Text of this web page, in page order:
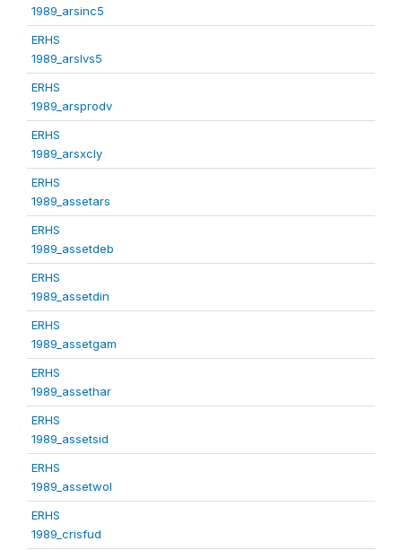
1989_arsinc5
ERHS
1989_arslvs5
ERHS
1989_arsprodv
ERHS
1989_arsxcly
ERHS
1989_assetars
ERHS
1989_assetdeb
ERHS
1989_assetdin
ERHS
1989_assetgam
ERHS
1989_assethar
ERHS
1989_assetsid
ERHS
1989_assetwol
ERHS
1989_crisfud